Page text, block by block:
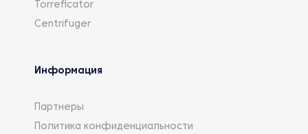
Torreficator
Centrifuger
Информация
Партнеры
Политика конфиденциальности